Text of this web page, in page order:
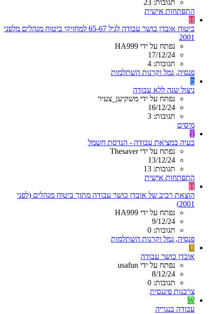
תגובות: 23
התפתחות אישית
H
ביטוח אובדן כושר עבודה לגיל 65-67 למחזיקי ביטוח מנהלים מלפני
2001
נפתח על ידי HA999
17/12/24
תגובות: 4
פנסיה, גמל וקרנות השתלמות
מ
ניצול שנה ללא עבודה
נפתח על ידי משקיען_צעיר
16/12/24
תגובות: 3
מיסים
T
בעיה במציאת עבודה - הנדסת חשמל
נפתח על ידי Thesaver
13/12/24
תגובות: 13
התפתחות אישית
H
הוצאת רכיב של אובדן כושר עבודה מתוך ביטוח מנהלים (לפני
2001)
נפתח על ידי HA999
9/12/24
תגובות: 0
פנסיה, גמל וקרנות השתלמות
U
אובדן כושר עבודה
נפתח על ידי usafun
8/12/24
תגובות: 0
צרכנות פיננסית
W
עבודה בנגריה